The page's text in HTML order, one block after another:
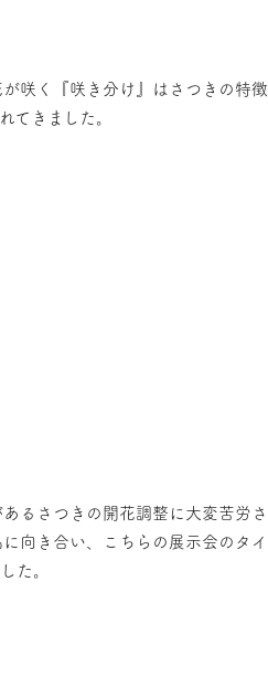
咲く『咲き分け』はさつきの特徴
きました。
るさつきの開花調整に大変苦労さ
向き合い、
こちらの展示会のタイ
た。